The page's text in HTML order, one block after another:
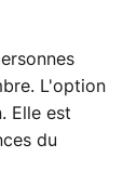
L'option
Elle est
du